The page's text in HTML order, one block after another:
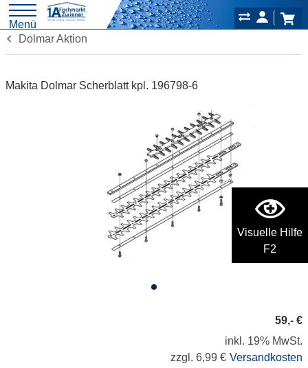
Visuelle Hilfe
F2
Menü
Dolmar Aktion
Makita Dolmar Scherblatt kpl. 196798-6
59,- €
inkl. 19% MwSt.
zzgl. 6,99 € Versandkosten